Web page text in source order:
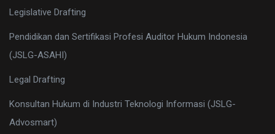
Legislative Drafting
Pendidikan dan Sertifikasi Profesi Auditor Hukum Indonesia
(JSLG-ASAHI)
Legal Drafting
Konsultan Hukum di Industri Teknologi Informasi (JSLG-
Advosmart)